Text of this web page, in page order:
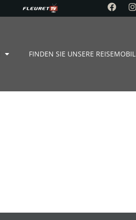
FINDEN SIE UNSERE REISEMOBIL